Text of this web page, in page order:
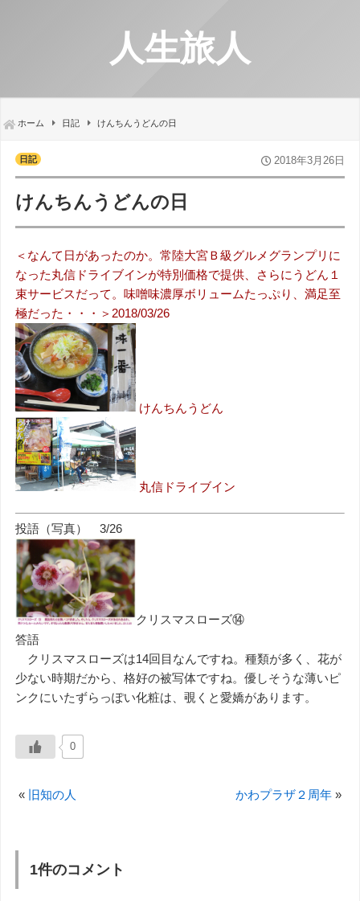
人生旅人
ホーム 日記 けんちんうどんの日
日記 2018年3月26日
けんちんうどんの日
＜なんて日があったのか。常陸大宮Ｂ級グルメグランプリに
なった丸信ドライブインが特別価格で提供、さらにうどん１
束サービスだって。味噌味濃厚ボリュームたっぷり、満足至
極だった・・・＞2018/03/26
けんちんうどん
丸信ドライブイン
投語（写真） 3/26
クリスマスローズ⑭
答語
クリスマスローズは14回目なんですね。種類が多く、花が
少ない時期だから、格好の被写体ですね。優しそうな薄いピ
ンクにいたずらっぽい化粧は、覗くと愛嬌があります。
0
« 旧知の人 かわプラザ２周年 »
1件のコメント